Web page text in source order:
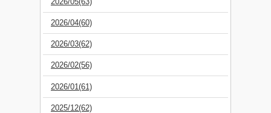
2026/04(60)
2026/03(62)
2026/02(56)
2026/01(61)
2025/12(62)